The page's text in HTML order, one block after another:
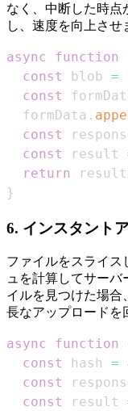
なく、中断した時点
し、速度を向上させ
async function
const
blob =
const
  formData
.
const
const
result
return
result
}
6. インスタント
ファイルをスライス
ュを計算してサー
イルを見つけた場合
長なアップロードを
async function
const
hash =
const
const
result